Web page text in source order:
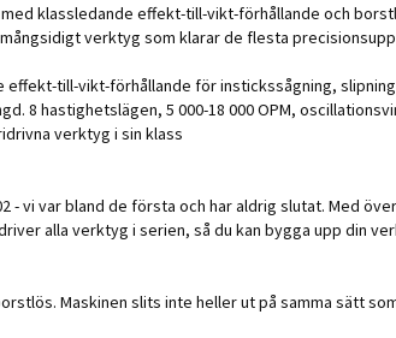
klassledande effekt-till-vikt-förhållande och
verktyg som klarar de flesta
till-vikt-förhållande för instickssågning,
8 hastighetslägen, 5 000-18 000 OPM,
verktyg i sin klass
vi var bland de första och har aldrig slutat. Med
alla verktyg i serien, så du kan bygga upp din
Maskinen slits inte heller ut på samma sätt